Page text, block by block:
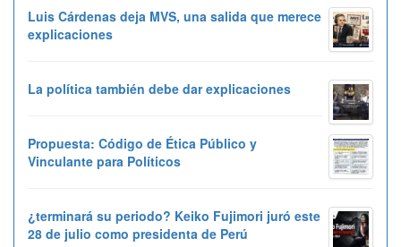
Luis Cárdenas deja MVS, una salida que merece
explicaciones
La política también debe dar explicaciones
Propuesta: Código de Ética Público y
Vinculante para Políticos
¿terminará su periodo? Keiko Fujimori juró este
28 de julio como presidenta de Perú